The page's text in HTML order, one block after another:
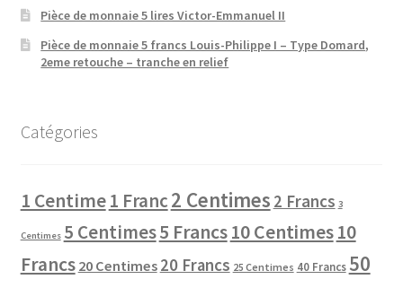
Pièce de monnaie 5 lires Victor-Emmanuel II
Pièce de monnaie 5 francs Louis-Philippe I – Type Domard,
2eme retouche – tranche en relief
Catégories
1 Centime1 Franc2 Centimes 2 Francs 3
Centimes 5 Centimes5 Francs10 Centimes10
Francs 20 Centimes 20 Francs 25 Centimes 40 Francs 50